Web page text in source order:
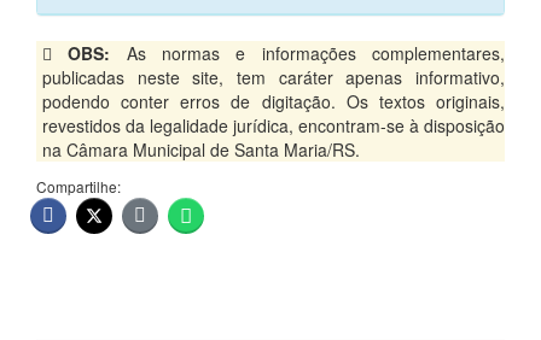
OBS: As normas e informações complementares,
publicadas neste site, tem caráter apenas informativo,
podendo conter erros de digitação. Os textos originais,
revestidos da legalidade jurídica, encontram-se à disposição
na Câmara Municipal de Santa Maria/RS.
Compartilhe: